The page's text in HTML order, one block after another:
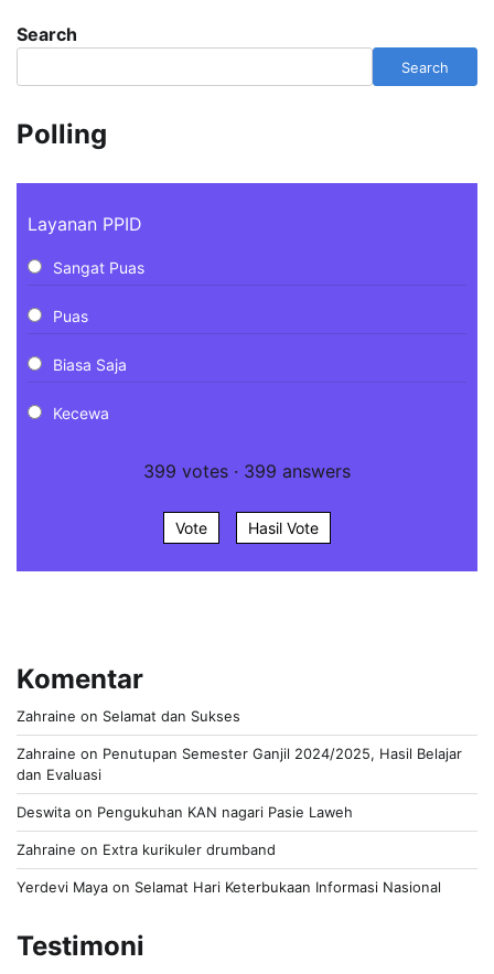
Search
Search
Polling
Layanan PPID
Sangat Puas
Puas
Biasa Saja
Kecewa
399 votes · 399 answers
Vote Hasil Vote
Komentar
Zahraine on Selamat dan Sukses
Zahraine on Penutupan Semester Ganjil 2024/2025, Hasil Belajar
dan Evaluasi
Deswita on Pengukuhan KAN nagari Pasie Laweh
Zahraine on Extra kurikuler drumband
Yerdevi Maya on Selamat Hari Keterbukaan Informasi Nasional
Testimoni